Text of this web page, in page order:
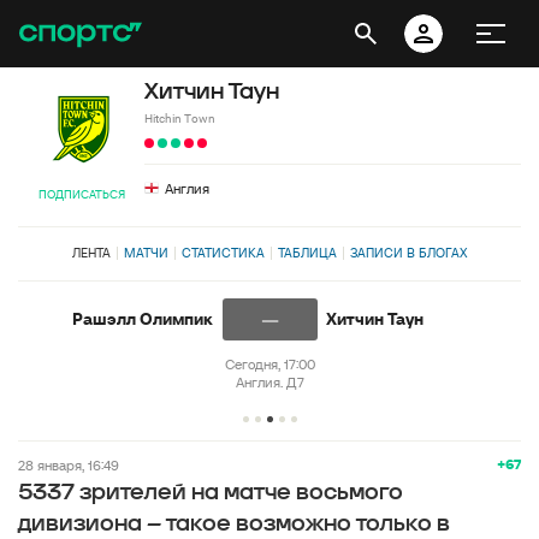
ПОДПИСАТЬСЯ
Хитчин Таун
Hitchin Town
Англия
ЛЕНТА МАТЧИ СТАТИСТИКА ТАБЛИЦА ЗАПИСИ В БЛОГАХ
Рашэлл Олимпик Хитчин Таун
—
Сегодня, 17:00
Англия. Д7
+67
28 января, 16:49
5337 зрителей на матче восьмого
дивизиона – такое возможно только в